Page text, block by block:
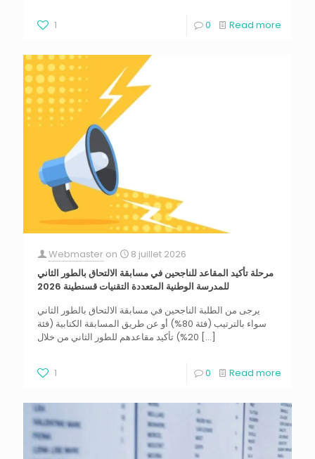
1 0 Read more
Webmaster on
8 juillet 2026
مرحلة تأكيد المقاعد للناجحين في مسابقة الالتحاق بالطور الثاني
للمدرسة الوطنية المتعددة التقنيات قسنطينة 2026
يرجى من الطلبة الناجحين في مسابقة الالتحاق بالطور الثاني
سواء بالترتيب (فئة 80%) أو عن طريق المسابقة الكتابية (فئة
20%) تأكيد مقاعدهم للطور الثاني من خلال […]
1 0 Read more